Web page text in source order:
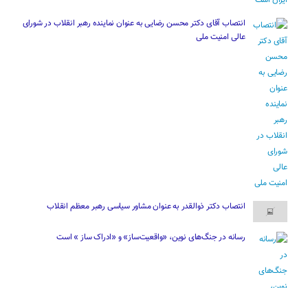
انتصاب آقای دکتر محسن رضایی به عنوان نماینده رهبر انقلاب در شورای
عالی امنیت ملی
انتصاب دکتر ذوالقدر به عنوان مشاور سیاسی رهبر معظم انقلاب
رسانه در جنگ‌های نوین، «واقعیت‌ساز» و «ادراک ساز » است